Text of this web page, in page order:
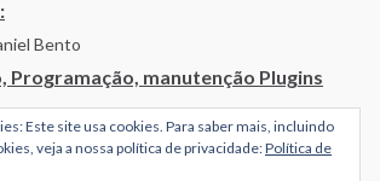
Bento
Programação, manutenção Plugins
Este site usa cookies. Para saber mais, incluindo
veja a nossa política de privacidade:Política de